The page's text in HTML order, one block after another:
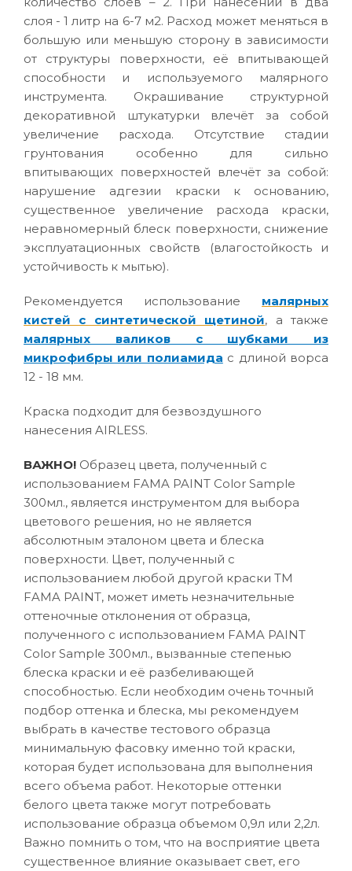
слоя - 1 литр на 6-7 м2. Расход может меняться в
большую или меньшую сторону в зависимости
от структуры поверхности, её впитывающей
способности и используемого малярного
инструмента. Окрашивание структурной
декоративной штукатурки влечёт за собой
увеличение расхода. Отсутствие стадии
грунтования особенно для сильно
впитывающих поверхностей влечёт за собой:
нарушение адгезии краски к основанию,
существенное увеличение расхода краски,
неравномерный блеск поверхности, снижение
эксплуатационных свойств (влагостойкость и
устойчивость к мытью).
Рекомендуется использование малярных
кистей с синтетической щетиной, а также
малярных валиков с шубками из
микрофибры или полиамида с длиной ворса
12 - 18 мм.
Краска подходит для безвоздушного
нанесения AIRLESS.
ВАЖНО! Образец цвета, полученный с
использованием FAMA PAINT Color Sample
300мл., является инструментом для выбора
цветового решения, но не является
абсолютным эталоном цвета и блеска
поверхности. Цвет, полученный с
использованием любой другой краски ТМ
FAMA PAINT, может иметь незначительные
оттеночные отклонения от образца,
полученного с использованием FAMA PAINT
Color Sample 300мл., вызванные степенью
блеска краски и её разбеливающей
способностью. Если необходим очень точный
подбор оттенка и блеска, мы рекомендуем
выбрать в качестве тестового образца
минимальную фасовку именно той краски,
которая будет использована для выполнения
всего объема работ. Некоторые оттенки
белого цвета также могут потребовать
использование образца объемом 0,9л или 2,2л.
Важно помнить о том, что на восприятие цвета
существенное влияние оказывает свет, его